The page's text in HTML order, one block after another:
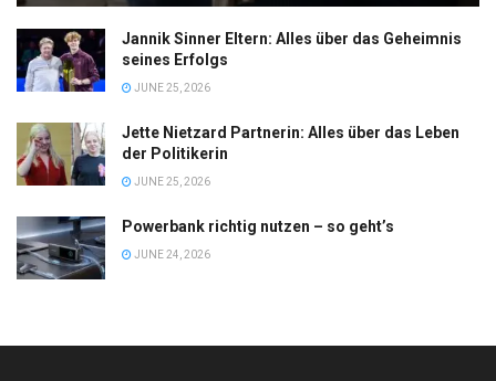
Jannik Sinner Eltern: Alles über das Geheimnis
seines Erfolgs
JUNE 25, 2026
Jette Nietzard Partnerin: Alles über das Leben
der Politikerin
JUNE 25, 2026
Powerbank richtig nutzen – so geht’s
JUNE 24, 2026